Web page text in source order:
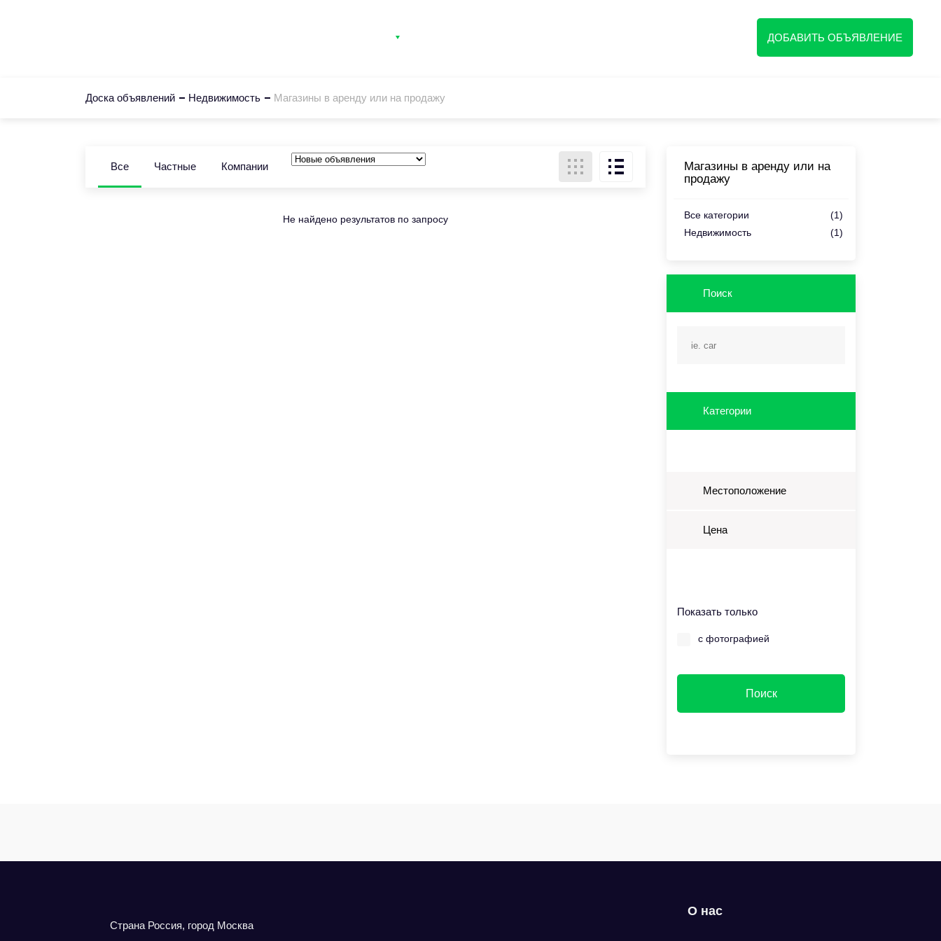
ДОБАВИТЬ ОБЪЯВЛЕНИЕ
Доска объявлений Недвижимость Магазины в аренду или на продажу
Все Частные Компании
Не найдено результатов по запросу
Магазины в аренду или на
продажу
Все категории
(1)
Недвижимость
(1)
Поиск
Категории
Местоположение
Цена
Показать только
с фотографией
Cтрана Россия, город Москва
О нас